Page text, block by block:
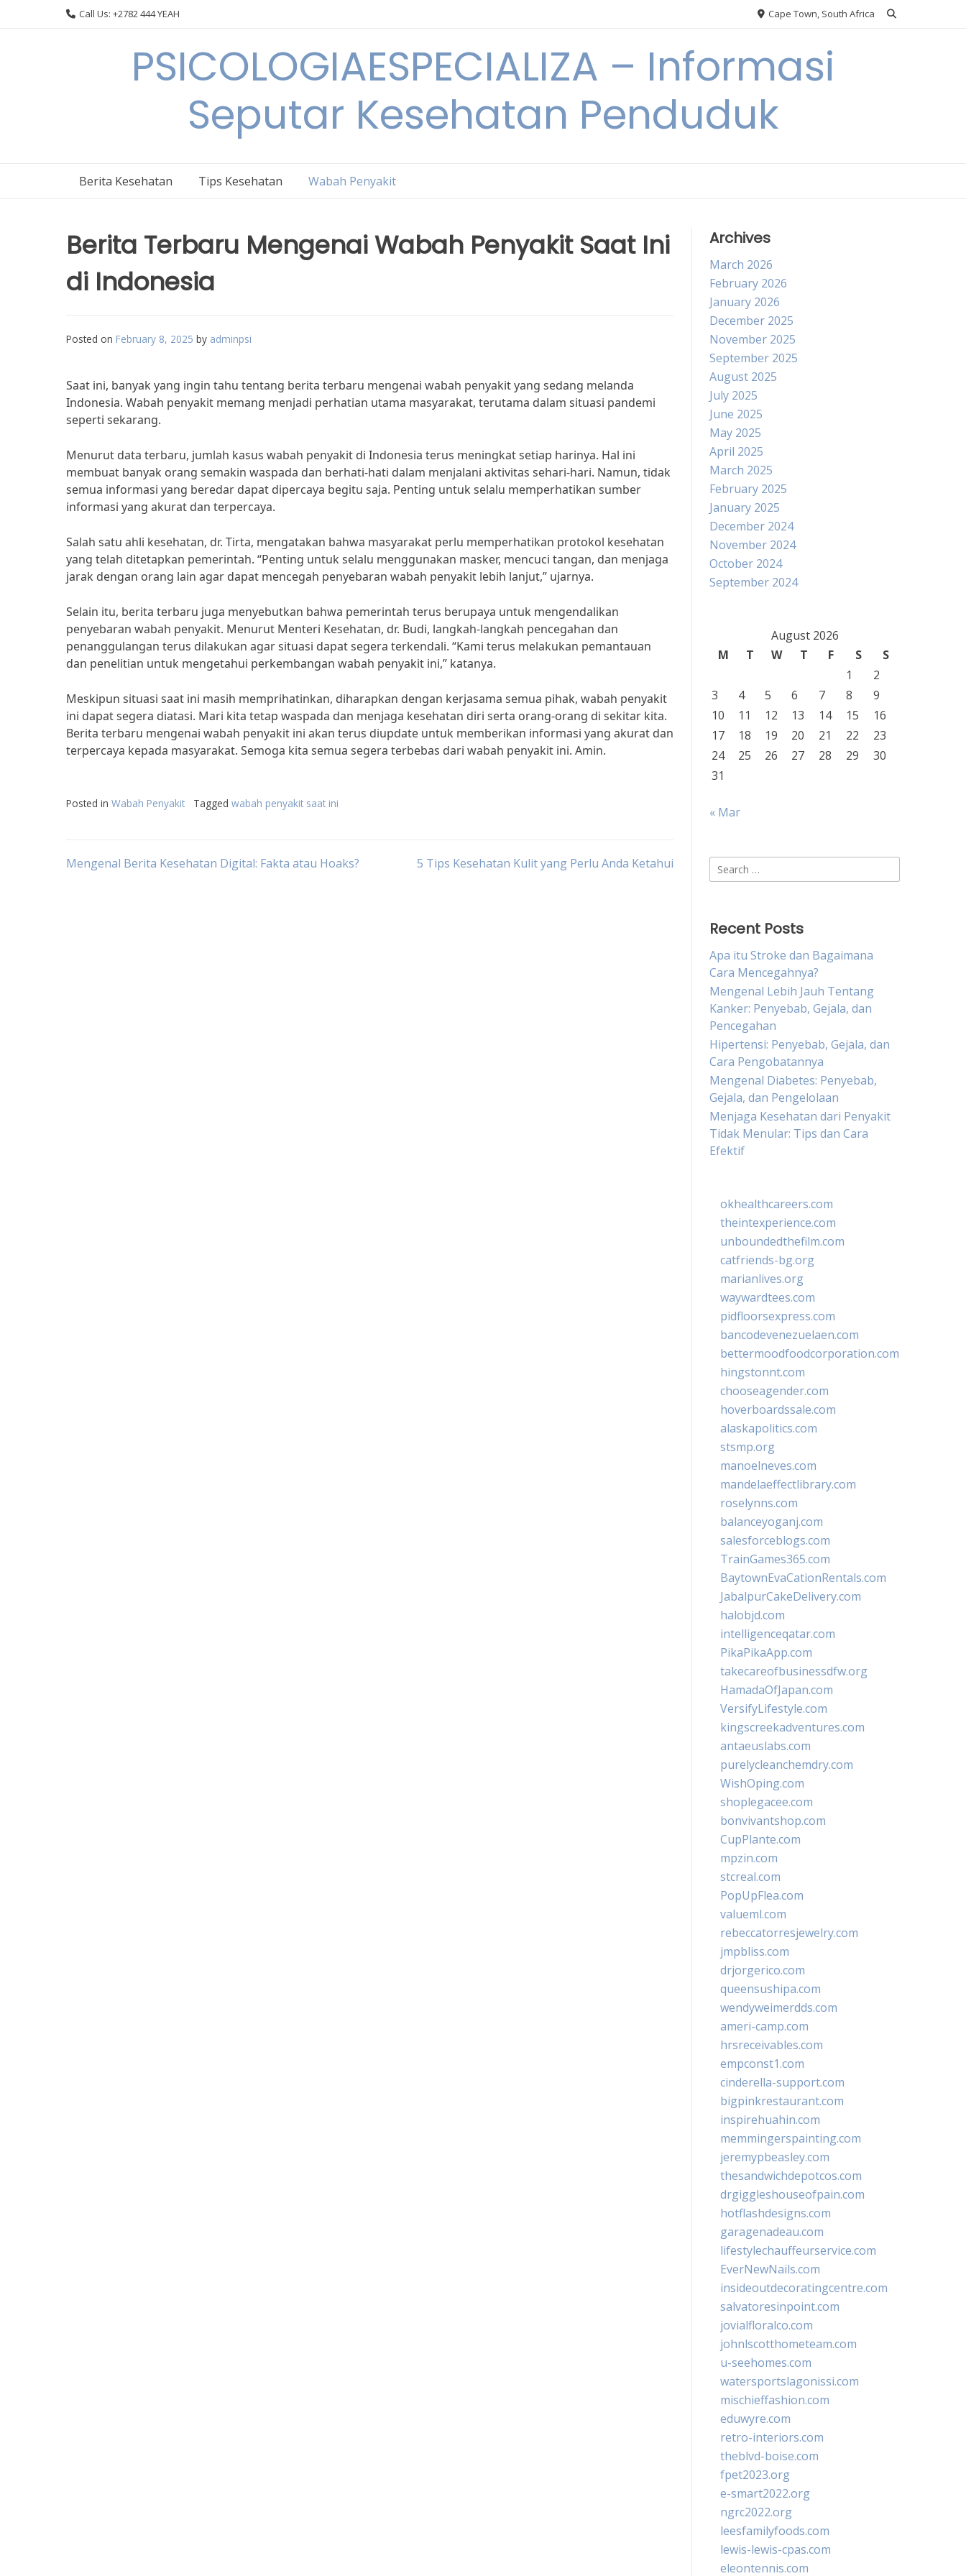
Call Us: +2782 444 YEAH Cape Town, South Africa
PSICOLOGIAESPECIALIZA – Informasi
Seputar Kesehatan Penduduk
Berita Kesehatan Tips Kesehatan Wabah Penyakit
Berita Terbaru Mengenai Wabah Penyakit Saat Ini
di Indonesia
Posted on February 8, 2025 by adminpsi
Saat ini, banyak yang ingin tahu tentang berita terbaru mengenai wabah penyakit yang sedang melanda
Indonesia. Wabah penyakit memang menjadi perhatian utama masyarakat, terutama dalam situasi pandemi
seperti sekarang.
Menurut data terbaru, jumlah kasus wabah penyakit di Indonesia terus meningkat setiap harinya. Hal ini
membuat banyak orang semakin waspada dan berhati-hati dalam menjalani aktivitas sehari-hari. Namun, tidak
semua informasi yang beredar dapat dipercaya begitu saja. Penting untuk selalu memperhatikan sumber
informasi yang akurat dan terpercaya.
Salah satu ahli kesehatan, dr. Tirta, mengatakan bahwa masyarakat perlu memperhatikan protokol kesehatan
yang telah ditetapkan pemerintah. “Penting untuk selalu menggunakan masker, mencuci tangan, dan menjaga
jarak dengan orang lain agar dapat mencegah penyebaran wabah penyakit lebih lanjut,” ujarnya.
Selain itu, berita terbaru juga menyebutkan bahwa pemerintah terus berupaya untuk mengendalikan
penyebaran wabah penyakit. Menurut Menteri Kesehatan, dr. Budi, langkah-langkah pencegahan dan
penanggulangan terus dilakukan agar situasi dapat segera terkendali. “Kami terus melakukan pemantauan
dan penelitian untuk mengetahui perkembangan wabah penyakit ini,” katanya.
Meskipun situasi saat ini masih memprihatinkan, diharapkan dengan kerjasama semua pihak, wabah penyakit
ini dapat segera diatasi. Mari kita tetap waspada dan menjaga kesehatan diri serta orang-orang di sekitar kita.
Berita terbaru mengenai wabah penyakit ini akan terus diupdate untuk memberikan informasi yang akurat dan
terpercaya kepada masyarakat. Semoga kita semua segera terbebas dari wabah penyakit ini. Amin.
Posted in Wabah Penyakit Tagged wabah penyakit saat ini
Post
Mengenal Berita Kesehatan Digital: Fakta atau Hoaks? 5 Tips Kesehatan Kulit yang Perlu Anda Ketahui
Archives
March 2026
February 2026
January 2026
December 2025
November 2025
September 2025
August 2025
July 2025
June 2025
May 2025
April 2025
March 2025
February 2025
January 2025
December 2024
November 2024
October 2024
September 2024
August 2026
M
T W T F S
S
1
2
3
4 5 6 7 8
9
10
11 12 13 14 15
16
17
18 19 20 21 22
23
24
25 26 27 28 29
30
31
« Mar
Search
for:
Recent Posts
Apa itu Stroke dan Bagaimana
Cara Mencegahnya?
Mengenal Lebih Jauh Tentang
Kanker: Penyebab, Gejala, dan
Pencegahan
Hipertensi: Penyebab, Gejala, dan
Cara Pengobatannya
Mengenal Diabetes: Penyebab,
Gejala, dan Pengelolaan
Menjaga Kesehatan dari Penyakit
Tidak Menular: Tips dan Cara
Efektif
okhealthcareers.com
theintexperience.com
unboundedthefilm.com
catfriends-bg.org
marianlives.org
waywardtees.com
pidfloorsexpress.com
bancodevenezuelaen.com
bettermoodfoodcorporation.com
hingstonnt.com
chooseagender.com
hoverboardssale.com
alaskapolitics.com
stsmp.org
manoelneves.com
mandelaeffectlibrary.com
roselynns.com
balanceyoganj.com
salesforceblogs.com
TrainGames365.com
BaytownEvaCationRentals.com
JabalpurCakeDelivery.com
halobjd.com
intelligenceqatar.com
PikaPikaApp.com
takecareofbusinessdfw.org
HamadaOfJapan.com
VersifyLifestyle.com
kingscreekadventures.com
antaeuslabs.com
purelycleanchemdry.com
WishOping.com
shoplegacee.com
bonvivantshop.com
CupPlante.com
mpzin.com
stcreal.com
PopUpFlea.com
valueml.com
rebeccatorresjewelry.com
jmpbliss.com
drjorgerico.com
queensushipa.com
wendyweimerdds.com
ameri-camp.com
hrsreceivables.com
empconst1.com
cinderella-support.com
bigpinkrestaurant.com
inspirehuahin.com
memmingerspainting.com
jeremypbeasley.com
thesandwichdepotcos.com
drgiggleshouseofpain.com
hotflashdesigns.com
garagenadeau.com
lifestylechauffeurservice.com
EverNewNails.com
insideoutdecoratingcentre.com
salvatoresinpoint.com
jovialfloralco.com
johnlscotthometeam.com
u-seehomes.com
watersportslagonissi.com
mischieffashion.com
eduwyre.com
retro-interiors.com
theblvd-boise.com
fpet2023.org
e-smart2022.org
ngrc2022.org
leesfamilyfoods.com
lewis-lewis-cpas.com
eleontennis.com